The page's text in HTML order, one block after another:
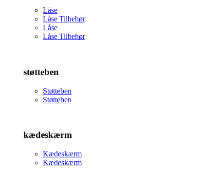
Låse
Låse Tilbehør
Låse
Låse Tilbehør
støtteben
Støtteben
Støtteben
kædeskærm
Kædeskærm
Kædeskærm